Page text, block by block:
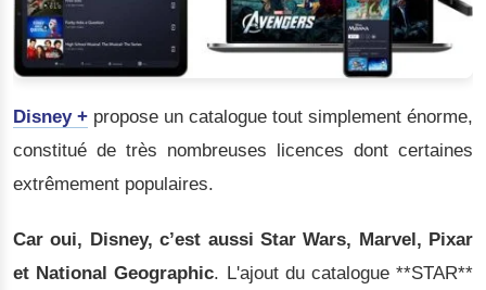
Disney + propose un catalogue tout simplement énorme,
constitué de très nombreuses licences dont certaines
extrêmement populaires.
Car oui, Disney, c’est aussi Star Wars, Marvel, Pixar
et National Geographic. L'ajout du catalogue **STAR**